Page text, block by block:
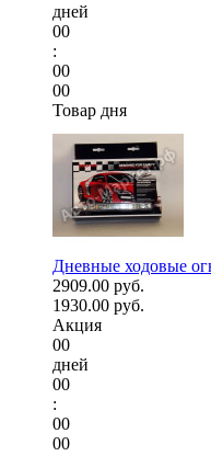
дней
00
:
00
00
Товар дня
Дневные ходовые
2909.00 руб.
1930.00 руб.
Акция
00
дней
00
:
00
00